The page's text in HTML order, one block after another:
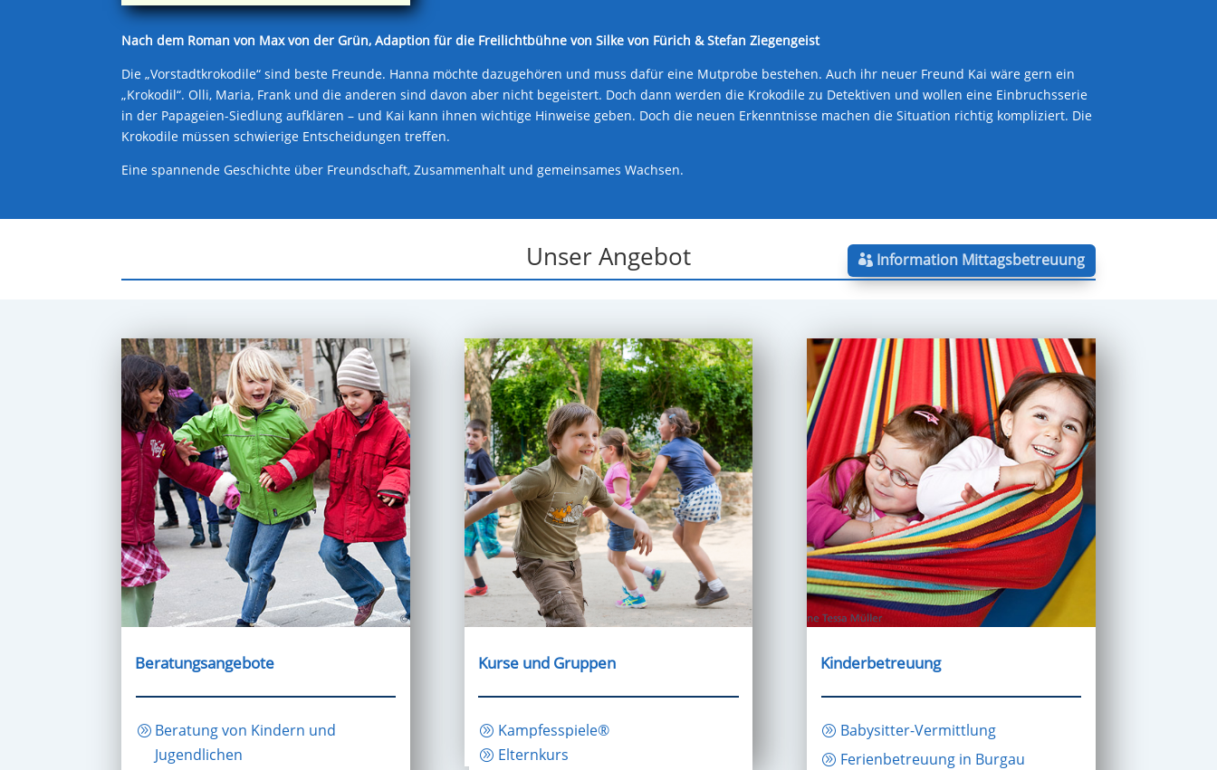
Nach dem Roman von Max von der Grün, Adaption für die Freilichtbühne von Silke von Fürich & Stefan Ziegengeist
Die „Vorstadtkrokodile“ sind beste Freunde. Hanna möchte dazugehören und muss dafür eine Mutprobe bestehen. Auch ihr neuer Freund Kai wäre gern ein
„Krokodil“. Olli, Maria, Frank und die anderen sind davon aber nicht begeistert. Doch dann werden die Krokodile zu Detektiven und wollen eine Einbruchsserie
in der Papageien-Siedlung aufklären – und Kai kann ihnen wichtige Hinweise geben. Doch die neuen Erkenntnisse machen die Situation richtig kompliziert. Die
Krokodile müssen schwierige Entscheidungen treffen.
Eine spannende Geschichte über Freundschaft, Zusammenhalt und gemeinsames Wachsen.
Unser Angebot Information Mittagsbetreuung
Beratungsangebote
Beratung von Kindern und
Jugendlichen
Kurse und Gruppen
Kampfesspiele®
Elternkurs
Kinderbetreuung
Babysitter-Vermittlung
Ferienbetreuung in Burgau